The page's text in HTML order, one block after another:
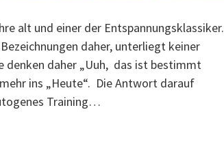
alt und einer der Entspannungsklassiker.
daher, unterliegt keiner
denken daher „Uuh, das ist bestimmt
ins „Heute“. Die Antwort darauf
Training…